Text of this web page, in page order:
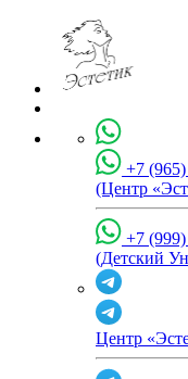
+7
(Центр
+7
(Детский
Центр